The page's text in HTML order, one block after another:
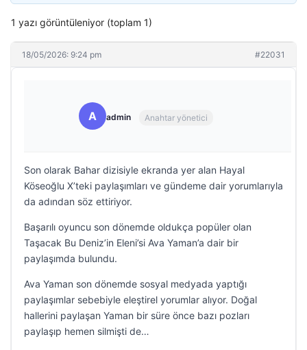
1 yazı görüntüleniyor (toplam 1)
18/05/2026: 9:24 pm #22031
A admin Anahtar yönetici
Son olarak Bahar dizisiyle ekranda yer alan Hayal
Köseoğlu X’teki paylaşımları ve gündeme dair yorumlarıyla
da adından söz ettiriyor.
Başarılı oyuncu son dönemde oldukça popüler olan
Taşacak Bu Deniz’in Eleni’si Ava Yaman’a dair bir
paylaşımda bulundu.
Ava Yaman son dönemde sosyal medyada yaptığı
paylaşımlar sebebiyle eleştirel yorumlar alıyor. Doğal
hallerini paylaşan Yaman bir süre önce bazı pozları
paylaşıp hemen silmişti de…